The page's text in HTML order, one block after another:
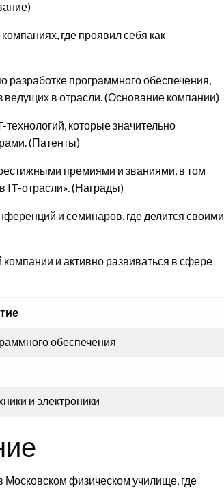
где проявил себя как
программного обеспечения,
ведущих в отрасли. (Основание компании)
которые значительно
(Патенты)
премиями и званиями, в том
IT-отрасли». (Награды)
и семинаров, где делится своими
и активно развиваться в сфере
обеспечения
и электроники
Московском физическом училище, где